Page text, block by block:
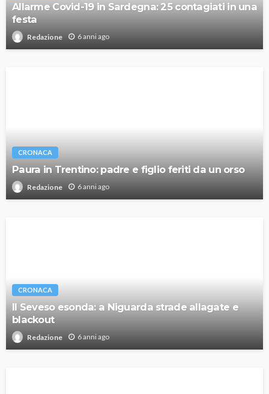
Allarme Covid-19 in Sardegna: 25 contagiati in una
festa
Redazione 6 anni ago
CRONACA
Paura in Trentino: padre e figlio feriti da un orso
Redazione 6 anni ago
CRONACA
Il Seveso esonda: a Niguarda strade allagate e
blackout
Redazione 6 anni ago